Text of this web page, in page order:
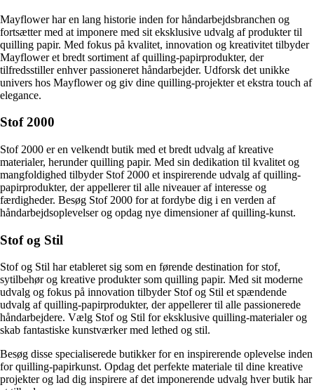
Mayflower har en lang historie inden for håndarbejdsbranchen og
fortsætter med at imponere med sit eksklusive udvalg af produkter til
quilling papir. Med fokus på kvalitet, innovation og kreativitet tilbyder
Mayflower et bredt sortiment af quilling-papirprodukter, der
tilfredsstiller enhver passioneret håndarbejder. Udforsk det unikke
univers hos Mayflower og giv dine quilling-projekter et ekstra touch af
elegance.
Stof 2000
Stof 2000 er en velkendt butik med et bredt udvalg af kreative
materialer, herunder quilling papir. Med sin dedikation til kvalitet og
mangfoldighed tilbyder Stof 2000 et inspirerende udvalg af quilling-
papirprodukter, der appellerer til alle niveauer af interesse og
færdigheder. Besøg Stof 2000 for at fordybe dig i en verden af
håndarbejdsoplevelser og opdag nye dimensioner af quilling-kunst.
Stof og Stil
Stof og Stil har etableret sig som en førende destination for stof,
sytilbehør og kreative produkter som quilling papir. Med sit moderne
udvalg og fokus på innovation tilbyder Stof og Stil et spændende
udvalg af quilling-papirprodukter, der appellerer til alle passionerede
håndarbejdere. Vælg Stof og Stil for eksklusive quilling-materialer og
skab fantastiske kunstværker med lethed og stil.
Besøg disse specialiserede butikker for en inspirerende oplevelse inden
for quilling-papirkunst. Opdag det perfekte materiale til dine kreative
projekter og lad dig inspirere af det imponerende udvalg hver butik har